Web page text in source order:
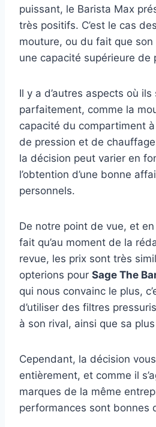
puissant, le Barista Max
très positifs. C’est le cas
mouture, ou du fait que son
une capacité supérieure de
Il y a d’autres aspects où ils
parfaitement, comme la
capacité du compartiment
de pression et de
la décision peut varier en
l’obtention d’une bonne
personnels.
De notre point de vue, et
fait qu’au moment de la
revue, les prix sont très
opterions pour Sage The
qui nous convainc le plus,
d’utiliser des filtres
à son rival, ainsi que sa
Cependant, la décision
entièrement, et comme il
marques de la même
performances sont bonnes